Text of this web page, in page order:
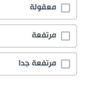
معقولة
مرتفعة
مرتفعة جدا